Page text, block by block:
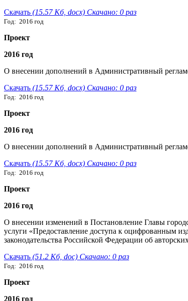
Скачать (15.57 Кб, docx) Скачано: 0 раз
Год: 2016 год
Проект
2016 год
О внесении дополнений в Административный
Скачать (15.57 Кб, docx) Скачано: 0 раз
Год: 2016 год
Проект
2016 год
О внесении дополнений в Административный
Скачать (15.57 Кб, docx) Скачано: 0 раз
Год: 2016 год
Проект
2016 год
О внесении изменений в Постановление Главы
услуги «Предоставление доступа к оцифрованным
законодательства Российской Федерации об
Скачать (51.2 Кб, doc) Скачано: 0 раз
Год: 2016 год
Проект
2016 год